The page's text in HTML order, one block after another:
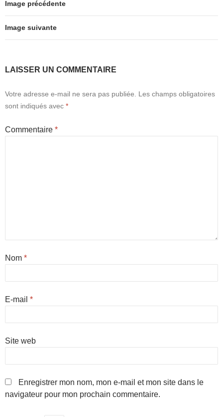
b
o
o
d
o
n
er
Image précédente
Image suivante
LAISSER UN COMMENTAIRE
Votre adresse e-mail ne sera pas publiée.
Les champs obligatoires
sont indiqués avec *
Commentaire *
Nom *
E-mail *
Site web
Enregistrer mon nom, mon e-mail et mon site dans le
navigateur pour mon prochain commentaire.